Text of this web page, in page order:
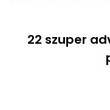
22 szuper